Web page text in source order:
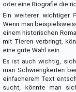
oder eine Biografie die
Ein weiterer wichtiger
Wenn man
einem historischen
mit Tieren verbringt,
eine gute Wahl sein.
Es ist auch wichtig,
man Schwierigkeiten
einfacherem Text
sucht, könnte man